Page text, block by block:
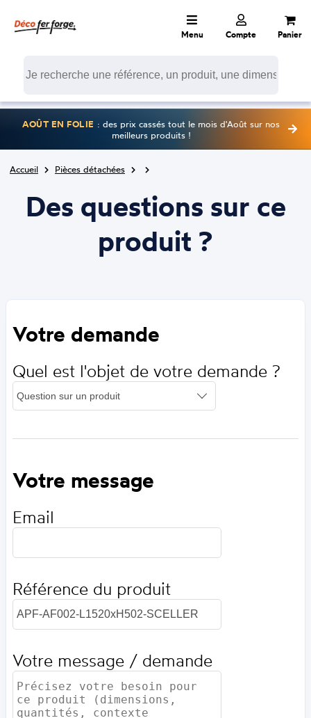
Menu Compte Panier
AOÛT EN FOLIE : des prix cassés tout le mois d'Août sur nos
meilleurs produits !
Accueil Pièces détachées
Des questions sur ce
produit ?
Votre demande
Quel est l'objet de votre demande ?
Votre message
Email
Référence du produit
Votre message / demande